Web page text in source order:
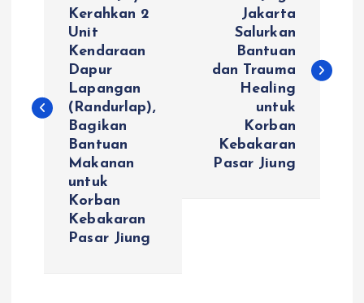
g
Kerahkan 2
Unit
Kendaraan
Dapur
Lapangan
(Randurlap),
Bagikan
Bantuan
Makanan
untuk
Korban
Kebakaran
Pasar Jiung
Jakarta
Salurkan
Bantuan
dan Trauma
Healing
untuk
Korban
Kebakaran
Pasar Jiung